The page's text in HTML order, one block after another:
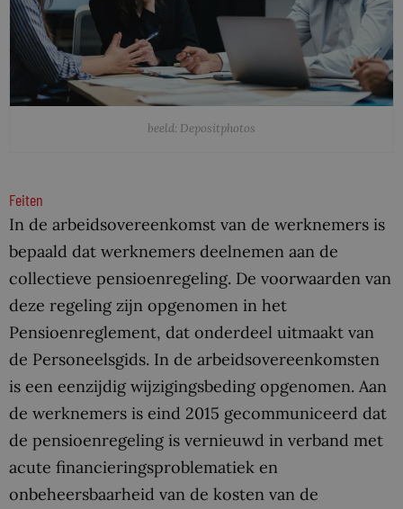
beeld: Depositphotos
Feiten
In de arbeidsovereenkomst van de werknemers is
bepaald dat werknemers deelnemen aan de
collectieve pensioenregeling. De voorwaarden van
deze regeling zijn opgenomen in het
Pensioenreglement, dat onderdeel uitmaakt van
de Personeelsgids. In de arbeidsovereenkomsten
is een eenzijdig wijzigingsbeding opgenomen. Aan
de werknemers is eind 2015 gecommuniceerd dat
de pensioenregeling is vernieuwd in verband met
acute financieringsproblematiek en
onbeheersbaarheid van de kosten van de